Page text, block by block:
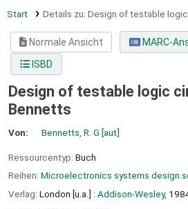
Start Details zu: Design of testable
Normale Ansicht
MARC-
ISBD
Design of testable logic
Bennetts
Von: Bennetts, R. G [aut]
Ressourcentyp: Buch
Reihen: Microelectronics systems design
Verlag: London [u.a.] : Addison-Wesley,